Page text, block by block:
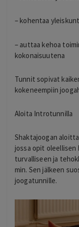
– kohentaa
– auttaa kehoa
kokonaisuutena
Tunnit sopivat
kokeneempiin
Aloita Introtunnilla
Shaktajoogan
jossa opit oleellisen
turvalliseen ja
min. Sen jälkeen
joogatunnille.